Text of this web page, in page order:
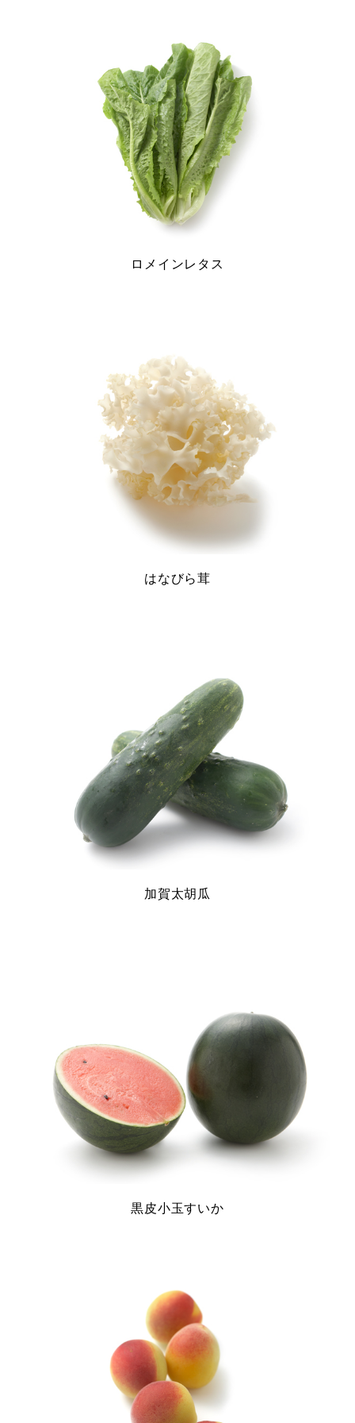
ロメインレタス
はなびら茸
加賀太胡瓜
黒皮小玉すいか